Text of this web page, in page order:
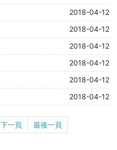
2018-04-12
2018-04-12
2018-04-12
2018-04-12
2018-04-12
2018-04-12
下一頁 最後一頁